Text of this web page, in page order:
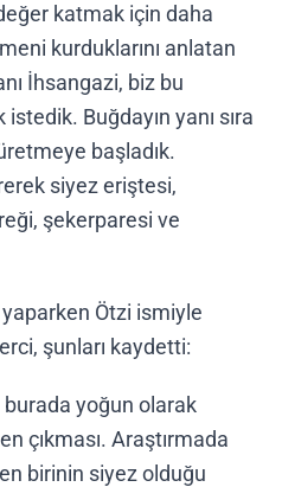
katmak için daha
kurduklarını anlatan
İhsangazi, biz bu
Buğdayın yanı sıra
başladık.
siyez eriştesi,
şekerparesi ve
Ötzi ismiyle
şunları kaydetti:
yoğun olarak
çıkması. Araştırmada
birinin siyez olduğu